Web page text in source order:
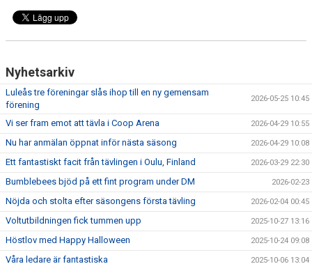
Nyhetsarkiv
Luleås tre föreningar slås ihop till en ny gemensam
förening
2026-05-25 10:45
Vi ser fram emot att tävla i Coop Arena 2026-04-29 10:55
Nu har anmälan öppnat inför nästa säsong 2026-04-29 10:08
Ett fantastiskt facit från tävlingen i Oulu, Finland 2026-03-29 22:30
Bumblebees bjöd på ett fint program under DM 2026-02-23
Nöjda och stolta efter säsongens första tävling 2026-02-04 00:45
Voltutbildningen fick tummen upp 2025-10-27 13:16
Höstlov med Happy Halloween 2025-10-24 09:08
Våra ledare är fantastiska 2025-10-06 13:04